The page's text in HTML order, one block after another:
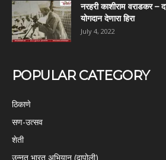
नरहरी काशीराम वराडकर –
योगदान देणारा हिरा
July 4, 2022
POPULAR CATEGORY
ठिकाणे
सण-उत्सव
शेती
उन्नत भारत अभियान (दापोली)